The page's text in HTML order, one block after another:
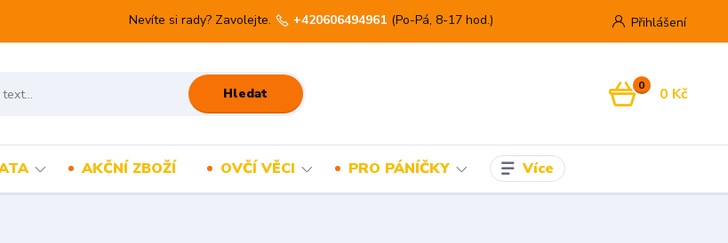
Přihlášení
Hledat
Nevíte si rady? Zavolejte. +420606494961 (Po-Pá, 8-17 hod.)
0 0 Kč
AKČNÍ ZBOŽÍ OVČÍ VĚCI PRO PÁNÍČKY Více